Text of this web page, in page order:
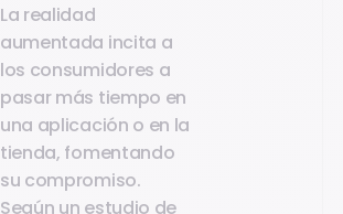
La realidad
aumentada incita a
los consumidores a
pasar más tiempo en
una aplicación o en la
tienda, fomentando
su compromiso.
Según un estudio de